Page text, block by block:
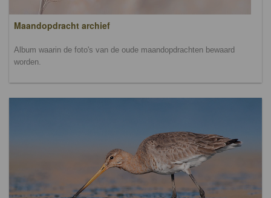
Maandopdracht archief
Album waarin de foto's van de oude maandopdrachten bewaard
worden.